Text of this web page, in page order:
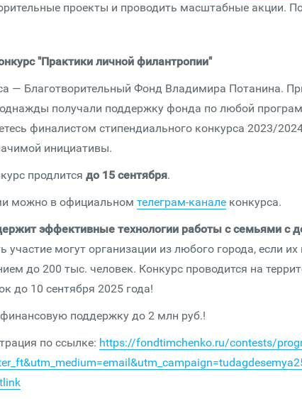
проекты и проводить масштабные акции.
"Практики личной филантропии"
— Благотворительный Фонд Владимира Потанина.
получали поддержку фонда по любой
финалистом стипендиального конкурса 2023/
инициативы.
продлится до 15 сентября.
можно в официальном телеграм-канале конкурса.
эффективные технологии работы с семьями с
участие могут организации из любого города, если их
до 200 тыс. человек. Конкурс проводится на
до 10 сентября 2025 года!
поддержку до 2 млн руб.!
по ссылке: https://fondtimchenko.ru/contests/